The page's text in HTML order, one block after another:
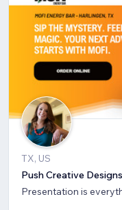
TX, US
Push Creative Designs
Presentation is